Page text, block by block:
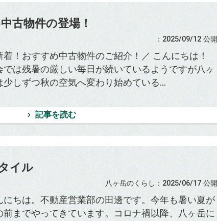
古物件の登場！
：2025/09/12 公開
着！おすすめ中古物件のご紹介！／ こんにちは！
では残暑の厳しい毎日が続いているようですが八ヶ
少しずつ秋の空気へ変わり始めている...
記事を読む
イル
八ヶ岳のくらし ：2025/06/17 公開
にちは。不動産営業部の田邊です。今年も暑い夏が
前までやってきています。コロナ禍以降、八ヶ岳に